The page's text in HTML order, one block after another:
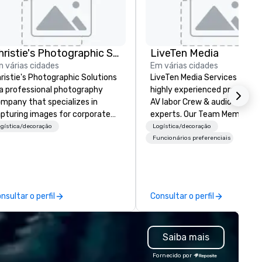
Christie's Photographic Solutions
várias cidades
Photographic Solutions
professional photography
that specializes in
images for corporate
They have been in
services, including
headshots, and event
They also provide
and framing services,
clients to display their
decoração
o perfil
LiveTen Media
Em várias cidades
LiveTen Media Services
highly experienced
AV labor Crew & audiovisual
experts. Our Team Members come
from a variety of industry
backgrounds and audio-visual
art.
Logística/decoração
Funcionários preferenciais
Consultar o perfil
Saiba mais
Fornecido por